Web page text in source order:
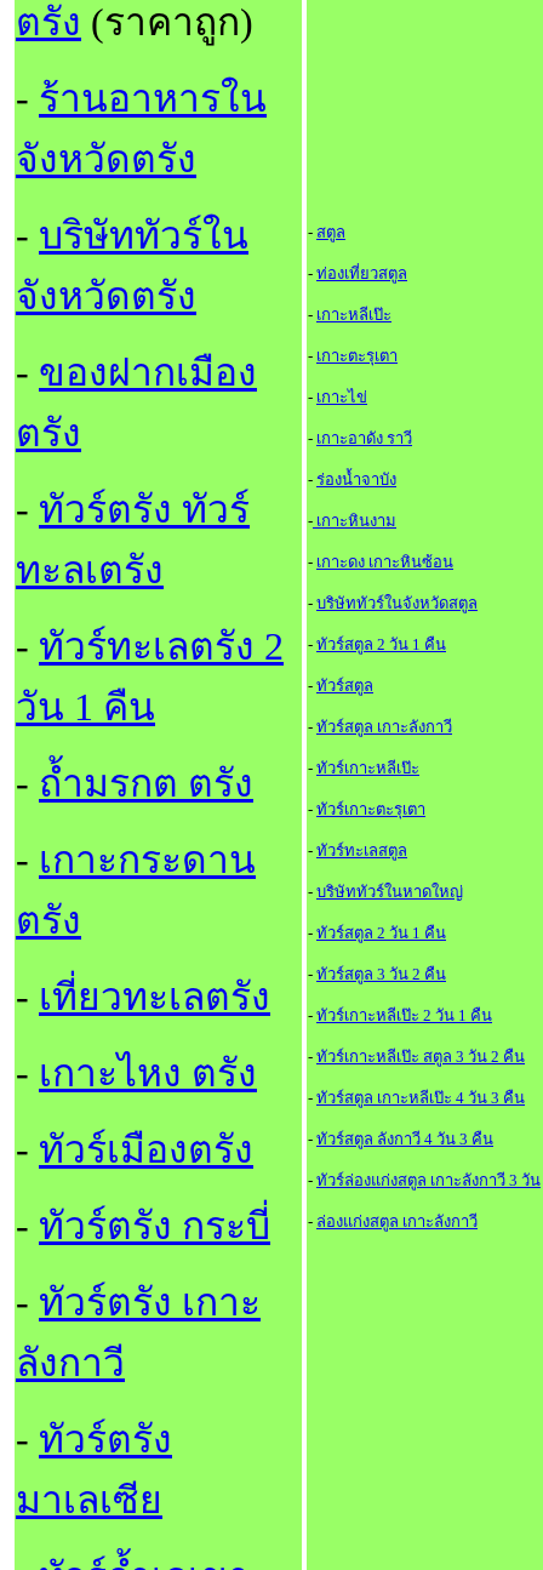
ตรัง (ราคาถูก)
- ร้านอาหารใน
จังหวัดตรัง
- บริษัททัวร์ใน
จังหวัดตรัง
- ของฝากเมือง
ตรัง
- ทัวร์ตรัง ทัวร์
ทะลเตรัง
- ทัวร์ทะเลตรัง 2
วัน 1 คืน
- ถ้ำมรกต ตรัง
- เกาะกระดาน
ตรัง
- เที่ยวทะเลตรัง
- เกาะไหง ตรัง
- ทัวร์เมืองตรัง
- ทัวร์ตรัง กระบี่
- ทัวร์ตรัง เกาะ
ลังกาวี
- ทัวร์ตรัง
มาเลเซีย
- สตูล
- ท่องเที่ยวสตูล
- เกาะหลีเป๊ะ
- เกาะตะรุเตา
- เกาะไข่
- เกาะอาดัง ราวี
- ร่องน้ำจาบัง
- เกาะหินงาม
- เกาะดง เกาะหินซ้อน
- บริษัททัวร์ในจังหวัดสตูล
- ทัวร์สตูล 2 วัน 1 คืน
- ทัวร์สตูล
- ทัวร์สตูล เกาะลังกาวี
- ทัวร์เกาะหลีเป๊ะ
- ทัวร์เกาะตะรุเตา
- ทัวร์ทะเลสตูล
- บริษัททัวร์ในหาดใหญ
- ทัวร์สตูล 2 วัน 1 คืน
- ทัวร์สตูล 3 วัน 2 คืน
- ทัวร์เกาะหลีเป๊ะ 2 วัน 1 คืน
- ทัวร์เกาะหลีเป๊ะ สตูล 3 วัน 2 คืน
- ทัวร์สตูล เกาะหลีเป๊ะ 4 วัน 3 คืน
- ทัวร์สตูล ลังกาวี 4 วัน 3 คืน
- ทัวร์ล่องแก่งสตูล เกาะลังกาวี 3 วัน
- ล่องแก่งสตูล เกาะลังกาวี